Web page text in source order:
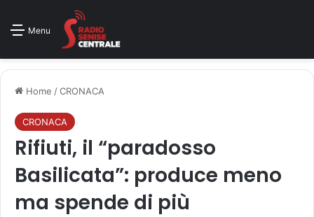
Menu
Home /CRONACA
CRONACA
Rifiuti, il “paradosso
Basilicata”: produce meno
ma spende di più